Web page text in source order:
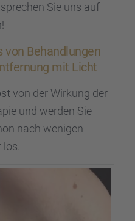
Sie uns auf
von Behand­lun­gen
mit Licht
von der Wirkung der
und werden Sie
nach wenigen